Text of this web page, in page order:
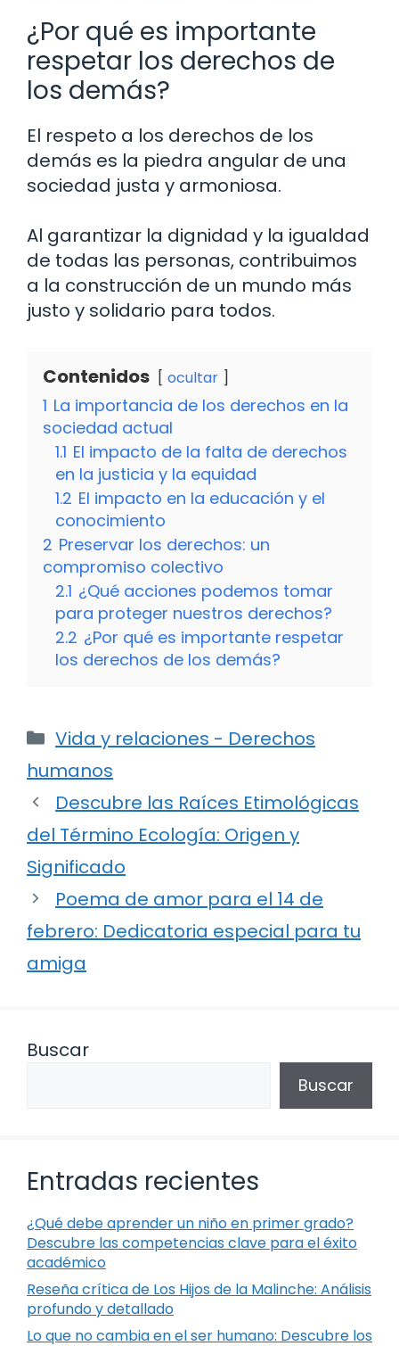
¿Por qué es importante
respetar los derechos de
los demás?
El respeto a los derechos de los
demás es la piedra angular de una
sociedad justa y armoniosa.
Al garantizar la dignidad y la igualdad
de todas las personas, contribuimos
a la construcción de un mundo más
justo y solidario para todos.
Contenidos ocultar
1 La importancia de los derechos en la
sociedad actual
1.1 El impacto de la falta de derechos
en la justicia y la equidad
1.2 El impacto en la educación y el
conocimiento
2 Preservar los derechos: un
compromiso colectivo
2.1 ¿Qué acciones podemos tomar
para proteger nuestros derechos?
2.2 ¿Por qué es importante respetar
los derechos de los demás?
Categorías
Vida y relaciones - Derechos
humanos
Descubre las Raíces Etimológicas
del Término Ecología: Origen y
Significado
Poema de amor para el 14 de
febrero: Dedicatoria especial para tu
amiga
Buscar
Buscar
Entradas recientes
¿Qué debe aprender un niño en primer grado?
Descubre las competencias clave para el éxito
académico
Reseña crítica de Los Hijos de la Malinche: Análisis
profundo y detallado
Lo que no cambia en el ser humano: Descubre los